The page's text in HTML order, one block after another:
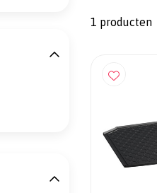
1 producten